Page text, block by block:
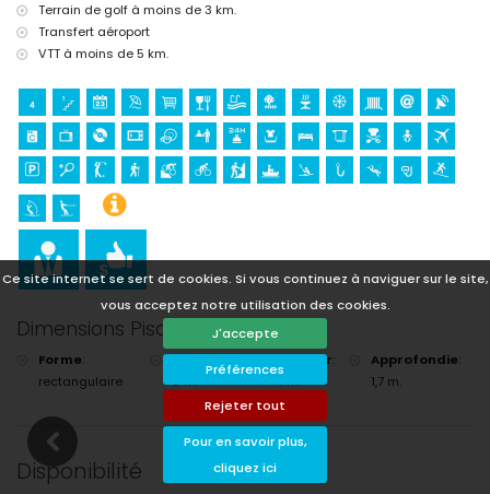
Ce site internet se sert de cookies. Si vous continuez à naviguer sur le site,
vous acceptez notre utilisation des cookies.
J'accepte
Préférences
Rejeter tout
Pour en savoir plus,
cliquez ici
Terrain de golf à moins de 3 km.
Transfert aéroport
VTT à moins de 5 km.
Dimensions Piscine
Forme:
rectangulaire
Longueur:
6 m.
Largeur:
4 m.
Approfondie:
1,7 m.
Disponibilité